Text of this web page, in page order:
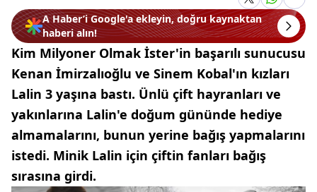
A Haber’i Google'a ekleyin, doğru kaynaktan
haberi alın!
Kim Milyoner Olmak İster'in başarılı sunucusu
Kenan İmirzalıoğlu ve Sinem Kobal'ın kızları
Lalin 3 yaşına bastı. Ünlü çift hayranları ve
yakınlarına Lalin'e doğum gününde hediye
almamalarını, bunun yerine bağış yapmalarını
istedi. Minik Lalin için çiftin fanları bağış
sırasına girdi.